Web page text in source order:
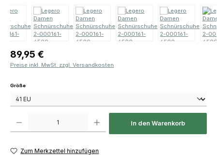
Regulärer Preis:
89,95 €
Preise inkl. MwSt. zzgl. Versandkosten
Größeauswählen
In den Warenkorb
Zum Merkzettel hinzufügen